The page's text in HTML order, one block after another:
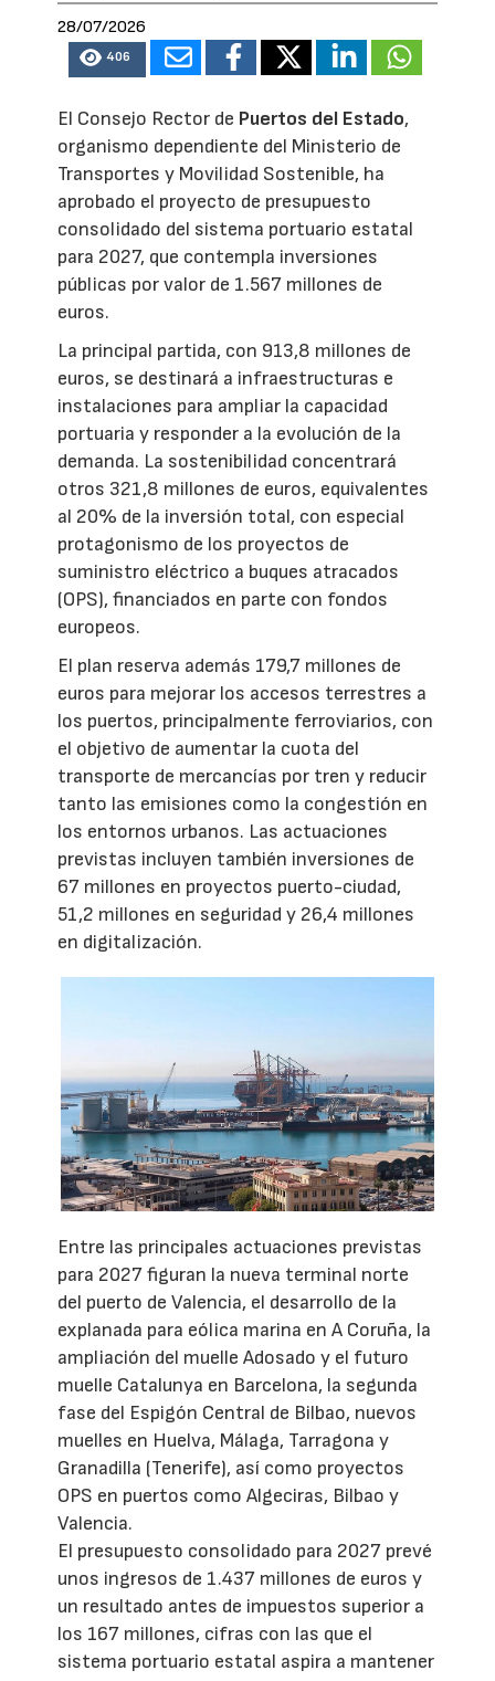
28/07/2026
406
El Consejo Rector de Puertos del Estado,
organismo dependiente del Ministerio de
Transportes y Movilidad Sostenible, ha
aprobado el proyecto de presupuesto
consolidado del sistema portuario estatal
para 2027, que contempla inversiones
públicas por valor de 1.567 millones de
euros.
La principal partida, con 913,8 millones de
euros, se destinará a infraestructuras e
instalaciones para ampliar la capacidad
portuaria y responder a la evolución de la
demanda. La sostenibilidad concentrará
otros 321,8 millones de euros, equivalentes
al 20% de la inversión total, con especial
protagonismo de los proyectos de
suministro eléctrico a buques atracados
(OPS), financiados en parte con fondos
europeos.
El plan reserva además 179,7 millones de
euros para mejorar los accesos terrestres a
los puertos, principalmente ferroviarios, con
el objetivo de aumentar la cuota del
transporte de mercancías por tren y reducir
tanto las emisiones como la congestión en
los entornos urbanos. Las actuaciones
previstas incluyen también inversiones de
67 millones en proyectos puerto-ciudad,
51,2 millones en seguridad y 26,4 millones
en digitalización.
Entre las principales actuaciones previstas
para 2027 figuran la nueva terminal norte
del puerto de Valencia, el desarrollo de la
explanada para eólica marina en A Coruña, la
ampliación del muelle Adosado y el futuro
muelle Catalunya en Barcelona, la segunda
fase del Espigón Central de Bilbao, nuevos
muelles en Huelva, Málaga, Tarragona y
Granadilla (Tenerife), así como proyectos
OPS en puertos como Algeciras, Bilbao y
Valencia.
El presupuesto consolidado para 2027 prevé
unos ingresos de 1.437 millones de euros y
un resultado antes de impuestos superior a
los 167 millones, cifras con las que el
sistema portuario estatal aspira a mantener